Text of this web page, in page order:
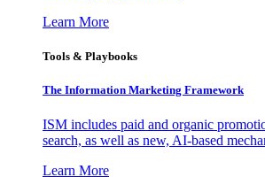
Learn More
Tools & Playbooks
The Information Marketing Framework
ISM includes paid and organic
search, as well as new, AI-based
Learn More